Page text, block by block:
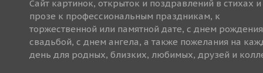
Сайт картинок, открыток и поздравлений в стихах и
прозе к профессиональным праздникам, к
торжественной или памятной дате, с днем
свадьбой, с днем ангела, а также пожелания на
день для родных, близких, любимых, друзей и